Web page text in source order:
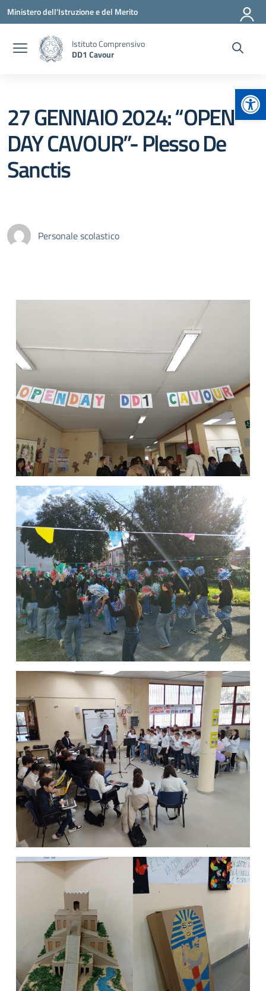
Vai ai contenuti
Vai al menu di navigazione
Vai al footer
Ministero dell'Istruzione e del Merito
Istituto Comprensivo
DD1 Cavour
27 GENNAIO 2024: “OPEN
DAY CAVOUR”- Plesso De
Sanctis
Personale scolastico